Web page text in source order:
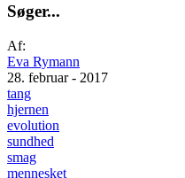
Søger...
Af:
Eva Rymann
28. februar - 2017
tang
hjernen
evolution
sundhed
smag
mennesket